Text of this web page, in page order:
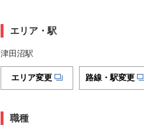
エリア・駅
津田沼駅
エリア変更 路線・駅変更
職種